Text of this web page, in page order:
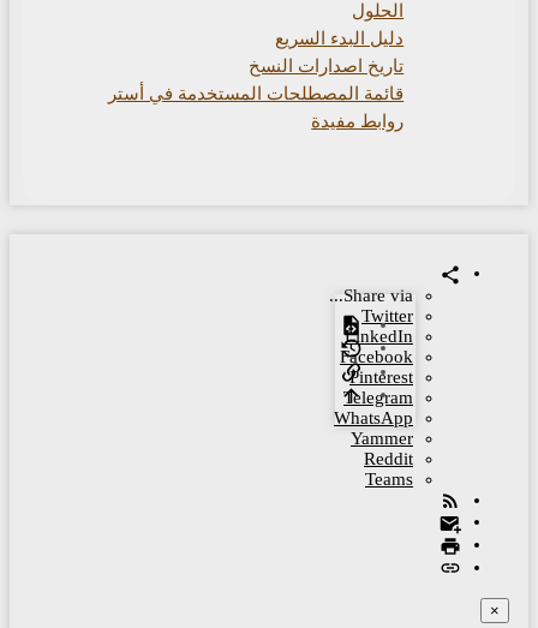
الحلول
دليل البدء السريع
تاريخ اصدارات النسخ
قائمة المصطلحات المستخدمة في أستر
روابط مفيدة
Share via...
Twitter
LinkedIn
Facebook
Pinterest
Telegram
WhatsApp
Yammer
Reddit
Teams